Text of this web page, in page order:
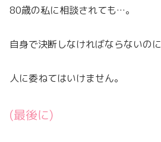
80歳の私に相談されても…。
自身で決断しなければならないのに
人に委ねてはいけません。
(最後に)